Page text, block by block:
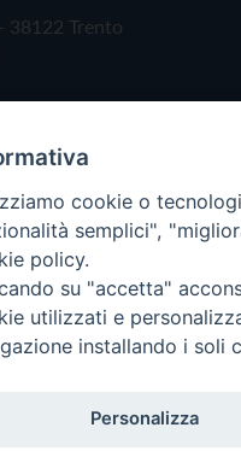
38122 Trento
i diritti riservati -
cookie o
semplici",
policy.
su "accetta"
utilizzati e
installando i soli
Personalizza